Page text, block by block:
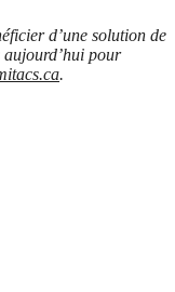
d’une solution de
aujourd’hui pour
.